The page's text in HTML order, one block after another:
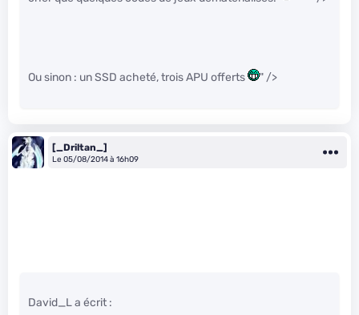
Ou sinon : un SSD acheté, trois APU offerts " />
[_Driltan_]
Le 05/08/2014 à 16h09
David_L a écrit :